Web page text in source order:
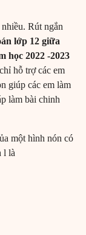
Rút ngắn
lớp 12 giữa
học 2022 -2023
hỗ trợ các em
giúp các em làm
làm bài chinh
một hình nón có
l là